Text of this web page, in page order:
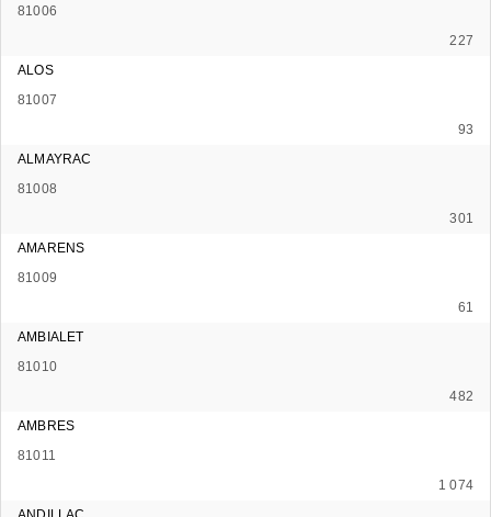
81006
227
ALOS
81007
93
ALMAYRAC
81008
301
AMARENS
81009
61
AMBIALET
81010
482
AMBRES
81011
1 074